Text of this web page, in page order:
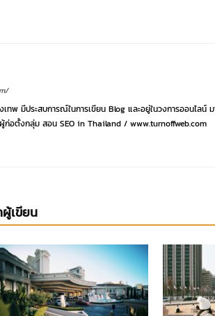
ทพ มีประสบการณ์ในการเขียน Blog และอยู่ในวงการออนไลน์
ก่อตั้งกลุ่ม สอน SEO in Thailand / www.turnoffweb.com
เขียน